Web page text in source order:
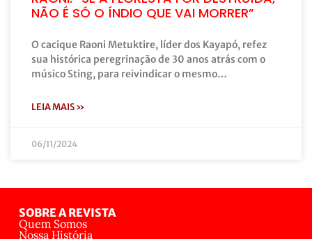
NÃO É SÓ O ÍNDIO QUE VAI MORRER”
O cacique Raoni Metuktire, líder dos Kayapó, refez
sua histórica peregrinação de 30 anos atrás com o
músico Sting, para reivindicar o mesmo…
LEIA MAIS »
06/11/2024
SOBRE A REVISTA
Quem Somos
Nossa História